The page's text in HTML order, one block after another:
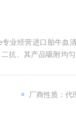
业经营进口胎牛血
抗、其产品吸附均
厂商性质：代